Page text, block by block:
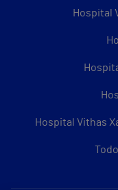
Hospital
Hospital Vithas